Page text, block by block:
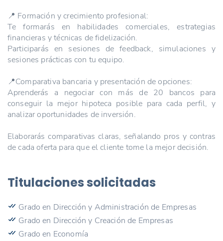
📍 Formación y crecimiento profesional:
Te formarás en habilidades comerciales, estrategias
financieras y técnicas de fidelización.
Participarás en sesiones de feedback, simulaciones y
sesiones prácticas con tu equipo.
📍Comparativa bancaria y presentación de opciones:
Aprenderás a negociar con más de 20 bancos para
conseguir la mejor hipoteca posible para cada perfil, y
analizar oportunidades de inversión.
Elaborarás comparativas claras, señalando pros y contras
de cada oferta para que el cliente tome la mejor decisión.
Titulaciones solicitadas
Grado en Dirección y Administración de Empresas
Grado en Dirección y Creación de Empresas
Grado en Economía